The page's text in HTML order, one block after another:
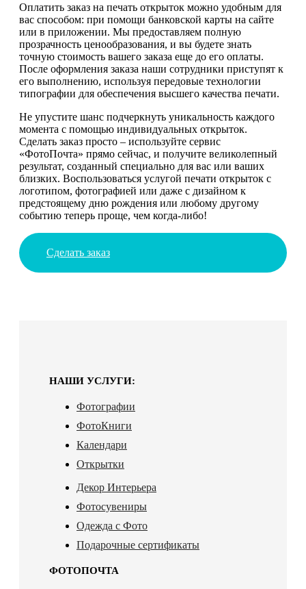
Оплатить заказ на печать открыток можно удобным для
вас способом: при помощи банковской карты на сайте
или в приложении. Мы предоставляем полную
прозрачность ценообразования, и вы будете знать
точную стоимость вашего заказа еще до его оплаты.
После оформления заказа наши сотрудники приступят к
его выполнению, используя передовые технологии
типографии для обеспечения высшего качества печати.
Не упустите шанс подчеркнуть уникальность каждого
момента с помощью индивидуальных открыток.
Сделать заказ просто – используйте сервис
«ФотоПочта» прямо сейчас, и получите великолепный
результат, созданный специально для вас или ваших
близких. Воспользоваться услугой печати открыток с
логотипом, фотографией или даже с дизайном к
предстоящему дню рождения или любому другому
событию теперь проще, чем когда-либо!
Сделать заказ
НАШИ УСЛУГИ:
Фотографии
ФотоКниги
Календари
Открытки
Декор Интерьера
Фотосувениры
Одежда с Фото
Подарочные сертификаты
ФОТОПОЧТА